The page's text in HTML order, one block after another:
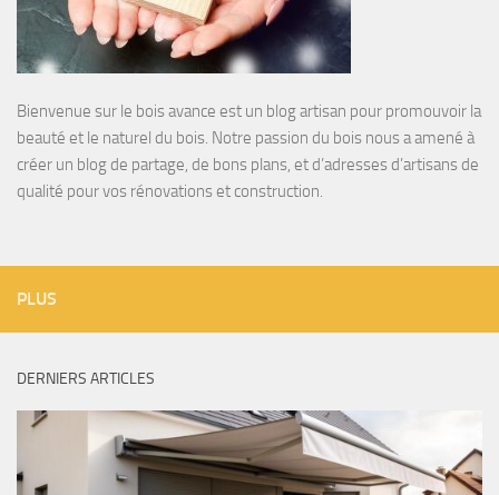
Bienvenue sur le bois avance est un blog artisan pour promouvoir la
beauté et le naturel du bois. Notre passion du bois nous a amené à
créer un blog de partage, de bons plans, et d’adresses d’artisans de
qualité pour vos rénovations et construction.
PLUS
DERNIERS ARTICLES